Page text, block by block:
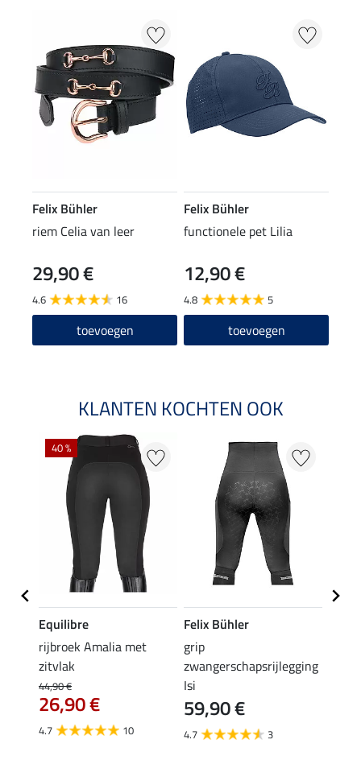
Felix Bühler
riem Celia van leer
29,90 €
4.6 16
toevoegen
Felix Bühler
functionele pet Lilia
12,90 €
4.8 5
toevoegen
KLANTEN KOCHTEN OOK
40 %
Equilibre
rijbroek Amalia met
zitvlak
44,90 €
26,90 €
4.7 10
Felix Bühler
grip
zwangerschapsrijlegging
Isi
59,90 €
4.7 3